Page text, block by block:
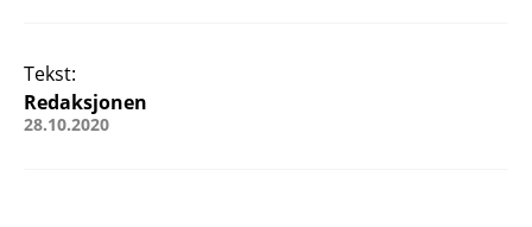
Tekst:
Redaksjonen
28.10.2020